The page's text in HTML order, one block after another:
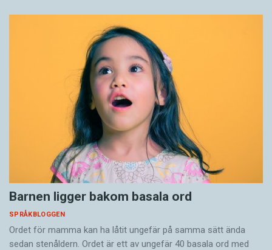
Barnen ligger bakom basala ord
SPRÅKBLOGGEN
Ordet för mamma kan ha låtit ungefär på samma sätt ända
sedan stenåldern. Ordet är ett av ungefär 40 basala ord med